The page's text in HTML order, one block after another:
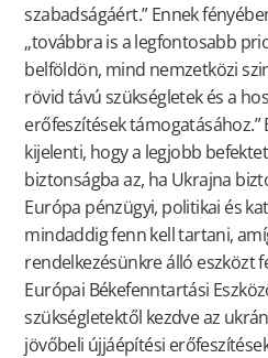
szabadságáért.” Ennek
„továbbra is a legfontosabb
belföldön, mind nemzetközi
rövid távú szükségletek és a
erőfeszítések
kijelenti, hogy a legjobb
biztonságba az, ha Ukrajna
Európa pénzügyi, politikai és
mindaddig fenn kell tartani,
rendelkezésünkre álló eszközt
Európai Békefenntartási
szükségletektől kezdve az
jövőbeli újjáépítési